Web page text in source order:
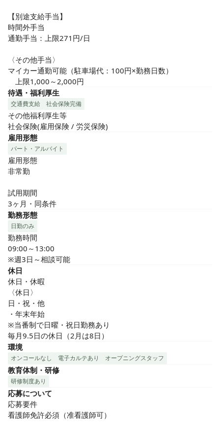
【別途支給手当】
時間外手当
通勤手当：上限271円/日
〈その他手当〉
マイカー通勤可能（駐車場代：100円×勤務日数）
上限1,000～2,000円
待遇・福利厚生
交通費支給 社会保険完備
その他福利厚生等
社会保険(雇用保険 / 労災保険)
雇用形態
パート・アルバイト
雇用形態
非常勤
試用期間
3ヶ月・同条件
勤務形態
日勤のみ
勤務時間
09:00～13:00
※週3日～相談可能
休日
休日・休暇
〈休日〉
日・祝・他
・年末年始
※当番制で日曜・祝日勤務あり
毎月9.5日の休日（2月は8日）
環境
オンコールなし 電子カルテあり オープニングスタッフ
教育体制・研修
研修制度あり
応募について
応募要件
看護師免許必須（准看護師可）